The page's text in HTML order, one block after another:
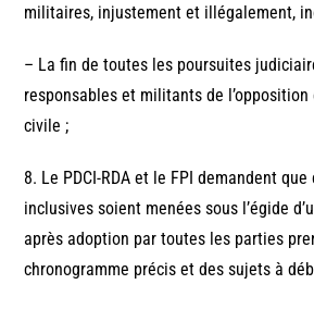
militaires, injustement et illégalement,
– La fin de toutes les poursuites
responsables et militants de
civile ;
8. Le PDCI-RDA et le FPI demandent
inclusives soient menées sous l’égide
après adoption par toutes les parties
chronogramme précis et des sujets à